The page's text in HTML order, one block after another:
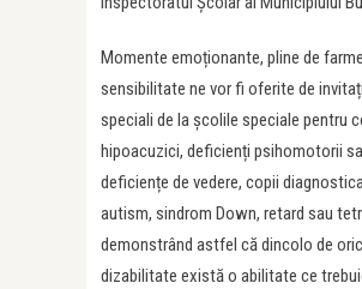
Momente emoționante, pline de
sensibilitate ne vor fi oferite de
speciali de la școlile speciale pentru
hipoacuzici, deficienți psihomotorii
deficiențe de vedere, copii
autism, sindrom Down, retard sau
demonstrând astfel că dincolo de
dizabilitate există o abilitate ce